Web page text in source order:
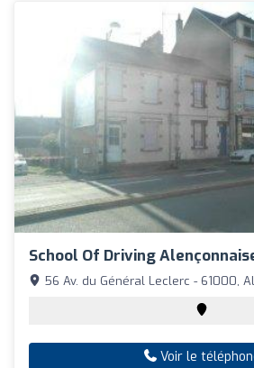
School Of Driving
56 Av. du Général Leclerc - 61000,
Voir le